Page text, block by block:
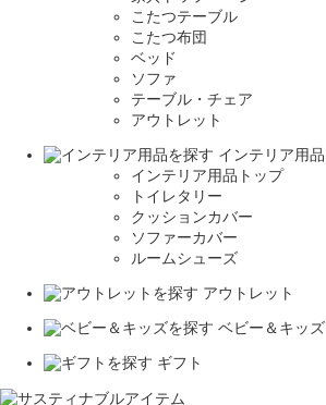
こたつテーブル
こたつ布団
ベッド
ソファ
テーブル・チェア
アウトレット
インテリア用品
インテリア用品トップ
トイレタリー
クッションカバー
ソファーカバー
ルームシューズ
アウトレット
ベビー＆キッズ
ギフト